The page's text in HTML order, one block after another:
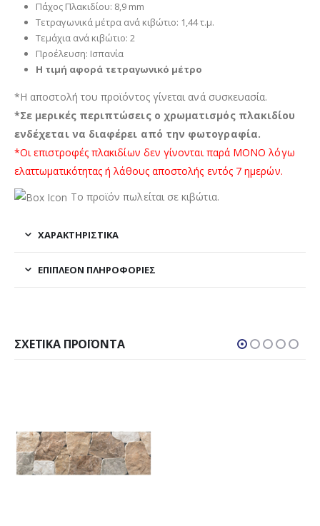
Πάχος Πλακιδίου: 8,9 mm
Τετραγωνικά μέτρα ανά κιβώτιο: 1,44 τ.μ.
Τεμάχια ανά κιβώτιο: 2
Προέλευση: Ισπανία
Η τιμή αφορά τετραγωνικό μέτρο
*Η αποστολή του προϊόντος γίνεται ανά συσκευασία.
*Σε μερικές περιπτώσεις ο χρωματισμός πλακιδίου
ενδέχεται να διαφέρει από την φωτογραφία.
*Οι επιστροφές πλακιδίων δεν γίνονται παρά ΜΟΝΟ λόγω
ελαττωματικότητας ή λάθους αποστολής εντός 7 ημερών.
Το προϊόν πωλείται σε κιβώτια.
ΧΑΡΑΚΤΗΡΙΣΤΙΚΑ
ΕΠΙΠΛΈΟΝ ΠΛΗΡΟΦΟΡΊΕΣ
ΣΧΕΤΙΚΆ ΠΡΟΪΌΝΤΑ